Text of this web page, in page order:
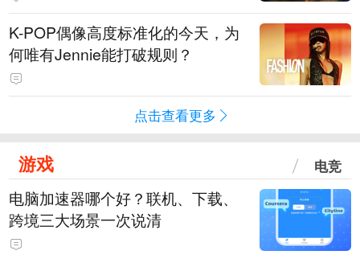
K-POP偶像高度标准化的今天，为
何唯有Jennie能打破规则？
点击查看更多
游戏 电竞
电脑加速器哪个好？联机、下载、
跨境三大场景一次说清